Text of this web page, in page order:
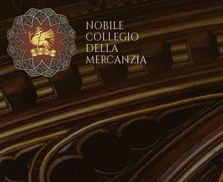
NOBILE
COLLEGIO
DELLA
MERCANZIA